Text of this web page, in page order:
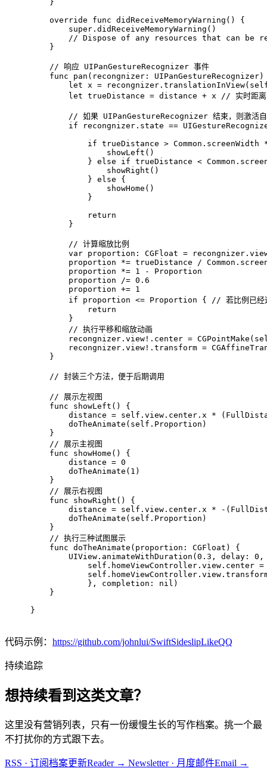
    }
override
func didReceiveMemoryWarning () {
super .didReceiveMemoryWarning()
// Dispose of any resources that can be
    }
// 响应 UIPanGestureRecognizer 事件
func
pan ( recongnizer : UIPanGestureRecognizer)
let x = recongnizer.translationInView(
let trueDistance = distance + x // 实时距离
// 如果 UIPanGestureRecognizer 结束，则激活自
if recongnizer.state ==
if trueDistance > Common .screenWidth
                showLeft()
            }
else if trueDistance < Common
                showRight()
            }
else {
                showHome()
            }
return
        }
// 计算缩放比例
var proportion: CGFloat =
        proportion
*= trueDistance / Common
        proportion
*= 1 -
Proportion
        proportion
/= 0.6
        proportion
+= 1
if proportion <= Proportion { // 若比例已经
return
        }
// 执行平移和缩放动画
        recongnizer.view
! .center = CGPointMake (
        recongnizer.view
! .transform =
    }
// 封装三个方法，便于后期调用
// 展示左视图
func
showLeft () {
        distance
= self .view.center.x * (
        doTheAnimate(
self . Proportion )
    }
// 展示主视图
func
showHome () {
        distance
= 0
        doTheAnimate(
1 )
    }
// 展示右视图
func
showRight () {
        distance
= self .view.center.x * - (
        doTheAnimate(
self . Proportion )
    }
// 执行三种试图展示
func doTheAnimate ( proportion : CGFloat ) {
UIView .animateWithDuration( 0.3 , delay: 0 ,
self .homeViewController.view.center =
self
            }, completion:
nil )
    }
}
代码示例： https://github.com/johnlui/SwiftSideslipLikeQQ
持续追踪
想持续看到这类文章？
这里没有营销列表，只有一份缓慢生长的写作档案。挑一个最
不打扰你的方式跟下去。
RSS · 订阅档案更新Reader → Newsletter · 月度邮件Email →